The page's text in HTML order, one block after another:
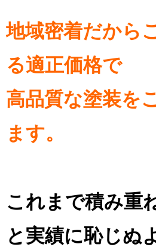
地域密着だから
る適正価格で
高品質な塗装を
ます。
これまで積み重
と実績に恥じぬ